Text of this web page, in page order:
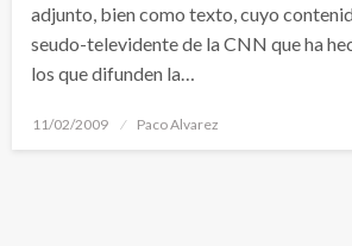
adjunto, bien como texto, cuyo
seudo-televidente de la CNN que ha
los que difunden la…
Publicado
11/02/2009 Paco Alvarez